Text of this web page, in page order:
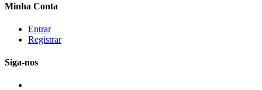
Minha Conta
Entrar
Registrar
Siga-nos